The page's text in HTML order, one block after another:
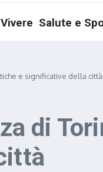
Vivere Salute e
e significative della città
di